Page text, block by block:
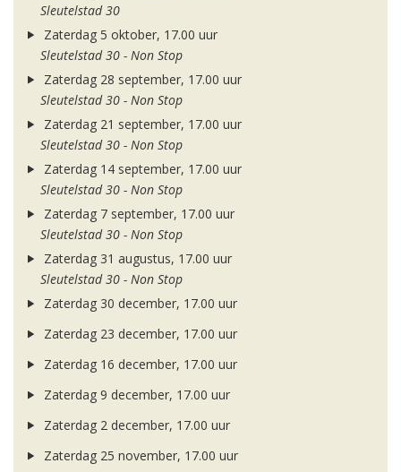
Sleutelstad 30
Zaterdag 5 oktober, 17.00 uur
Sleutelstad 30 - Non Stop
Zaterdag 28 september, 17.00 uur
Sleutelstad 30 - Non Stop
Zaterdag 21 september, 17.00 uur
Sleutelstad 30 - Non Stop
Zaterdag 14 september, 17.00 uur
Sleutelstad 30 - Non Stop
Zaterdag 7 september, 17.00 uur
Sleutelstad 30 - Non Stop
Zaterdag 31 augustus, 17.00 uur
Sleutelstad 30 - Non Stop
Zaterdag 30 december, 17.00 uur
Zaterdag 23 december, 17.00 uur
Zaterdag 16 december, 17.00 uur
Zaterdag 9 december, 17.00 uur
Zaterdag 2 december, 17.00 uur
Zaterdag 25 november, 17.00 uur